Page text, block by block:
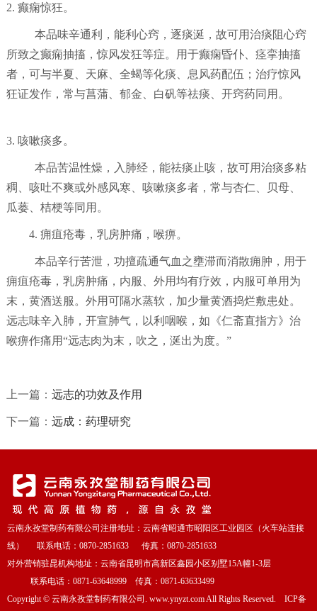
2. 癫痫惊狂。
本品味辛通利，能利心窍，逐痰涎，故可用治痰阻心窍
所致之癫痫抽搐，惊风发狂等症。用于癫痫昏仆、痉挛抽搐
者，可与半夏、天麻、全蝎等化痰、息风药配伍；治疗惊风
狂证发作，常与菖蒲、郁金、白矾等祛痰、开窍药同用。
3. 咳嗽痰多。
本品苦温性燥，入肺经，能祛痰止咳，故可用治痰多粘
稠、咳吐不爽或外感风寒、咳嗽痰多者，常与杏仁、贝母、
瓜蒌、桔梗等同用。
4. 痈疽疮毒，乳房肿痛，喉痹。
本品辛行苦泄，功擅疏通气血之壅滞而消散痈肿，用于
痈疽疮毒，乳房肿痛，内服、外用均有疗效，内服可单用为
末，黄酒送服。外用可隔水蒸软，加少量黄酒捣烂敷患处。
远志味辛入肺，开宣肺气，以利咽喉，如《仁斋直指方》治
喉痹作痛用“远志肉为末，吹之，涎出为度。”
上一篇： 远志的功效及作用
下一篇： 远成：药理研究
云南永孜堂制药有限公司注册地址：云南省昭通市昭阳区工业园区（火车站连接
线） 联系电话：0870-2851633 传真：0870-2851633
对外营销驻昆机构地址：云南省昆明市高新区鑫园小区别墅15A幢1-3层
联系电话：0871-63648999 传真：0871-63633499
Copyright © 云南永孜堂制药有限公司. www.ynyzt.com All Rights Reserved. ICP备